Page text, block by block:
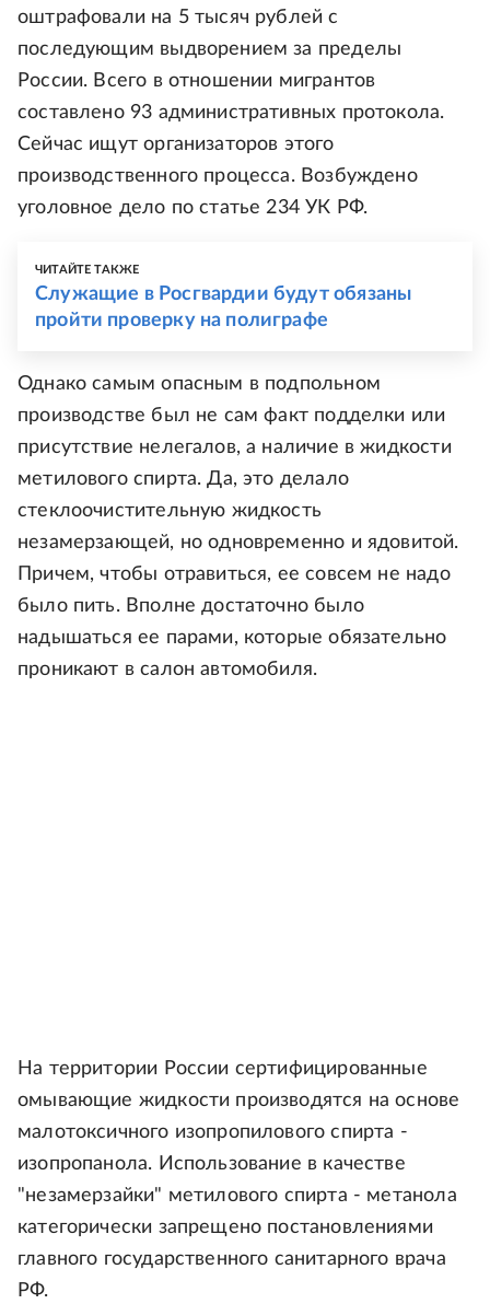
оштрафовали на 5 тысяч рублей с
последующим выдворением за пределы
России. Всего в отношении мигрантов
составлено 93 административных протокола.
Сейчас ищут организаторов этого
производственного процесса. Возбуждено
уголовное дело по статье 234 УК РФ.
ЧИТАЙТЕ ТАКЖЕ
Служащие в Росгвардии будут обязаны
пройти проверку на полиграфе
Однако самым опасным в подпольном
производстве был не сам факт подделки или
присутствие нелегалов, а наличие в жидкости
метилового спирта. Да, это делало
стеклоочистительную жидкость
незамерзающей, но одновременно и ядовитой.
Причем, чтобы отравиться, ее совсем не надо
было пить. Вполне достаточно было
надышаться ее парами, которые обязательно
проникают в салон автомобиля.
На территории России сертифицированные
омывающие жидкости производятся на основе
малотоксичного изопропилового спирта -
изопропанола. Использование в качестве
"незамерзайки" метилового спирта - метанола
категорически запрещено постановлениями
главного государственного санитарного врача
РФ.